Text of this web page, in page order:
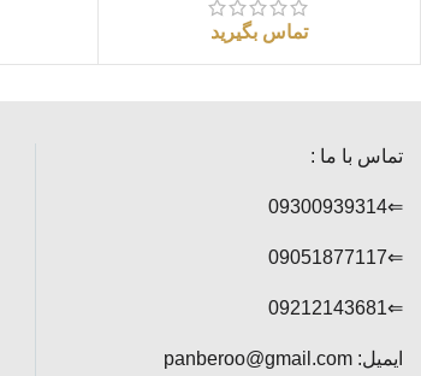
تماس بگیرید
تماس با ما :
⇐09300939314
⇐09051877117
⇐09212143681
ایمیل: panberoo@gmail.com